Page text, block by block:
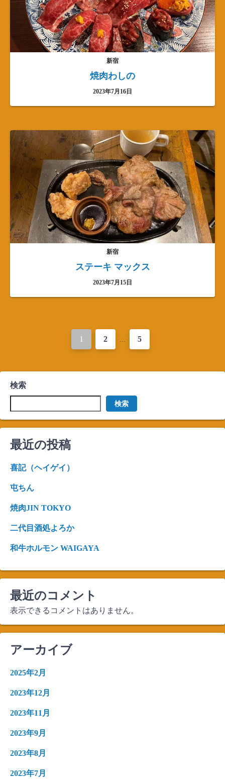
新宿
焼肉わしの
2023年7月16日
新宿
ステーキ マックス
2023年7月15日
ナ
ビ
ゲ
ー
シ
ョ
ン
1 2 … 5
検索
検索
最近の投稿
喜記（ヘイゲイ）
屯ちん
焼肉JIN TOKYO
二代目酒処よろか
和牛ホルモン WAIGAYA
最近のコメント
表示できるコメントはありません。
アーカイブ
2025年2月
2023年12月
2023年11月
2023年9月
2023年8月
2023年7月